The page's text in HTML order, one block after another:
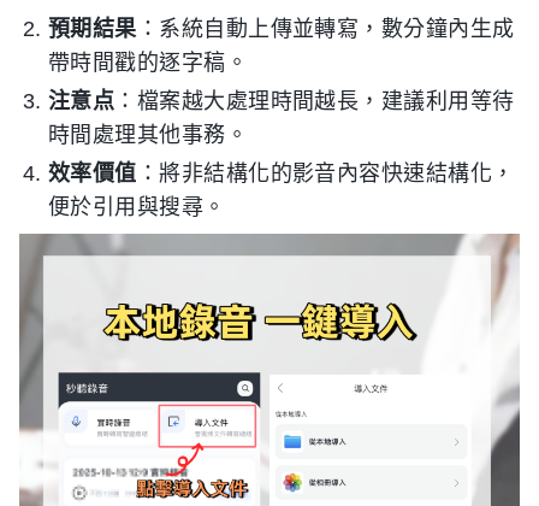
預期結果：系統自動上傳並轉寫，數分鐘內生成
帶時間戳的逐字稿。
注意点 ：檔案越大處理時間越長，建議利用等待
時間處理其他事務。
效率價值 ：將非結構化的影音內容快速結構化，
便於引用與搜尋。